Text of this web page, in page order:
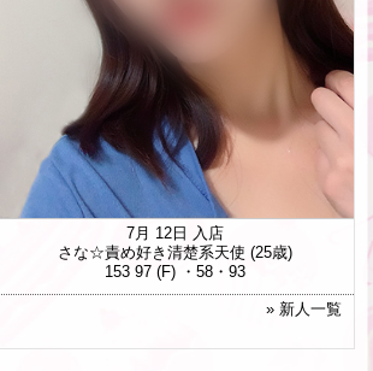
7月 12日 入店
さな☆責め好き清楚系天使 (25歳)
153 97 (F) ・58・93
» 新人一覧